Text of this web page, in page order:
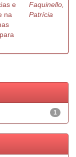
e
na
Faquinello,
Patrícia
1